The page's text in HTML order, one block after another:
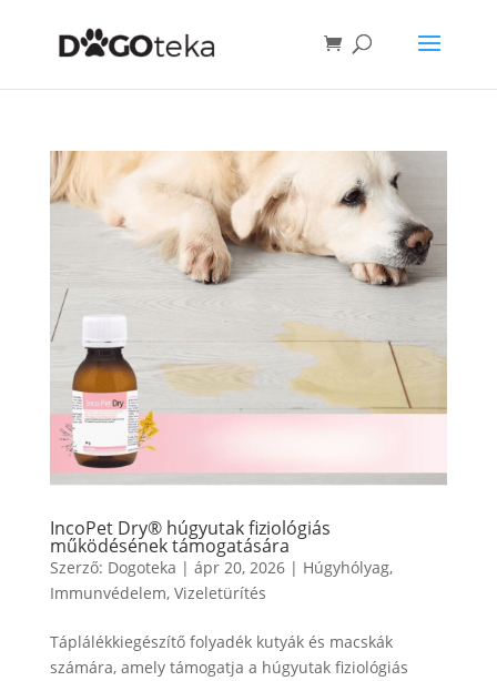
IncoPet Dry® húgyutak fiziológiás
működésének támogatására
Szerző: Dogoteka | ápr 20, 2026| Húgyhólyag,
Immunvédelem, Vizeletürítés
Táplálékkiegészítő folyadék kutyák és macskák
számára, amely támogatja a húgyutak fiziológiás